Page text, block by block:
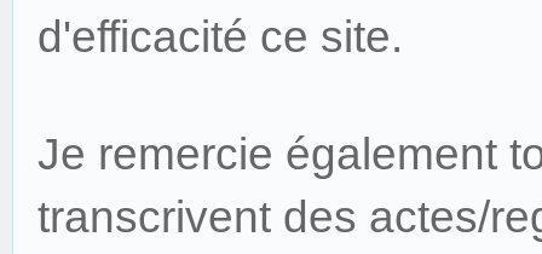
d'efficacité ce site.
Je remercie également
transcrivent des actes/